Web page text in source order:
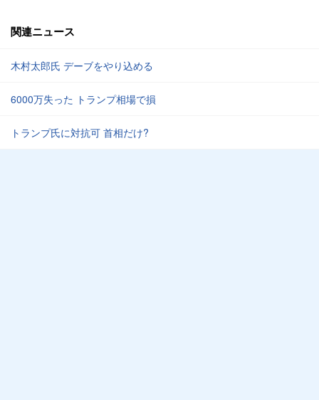
関連ニュース
木村太郎氏 デーブをやり込める
6000万失った トランプ相場で損
トランプ氏に対抗可 首相だけ?